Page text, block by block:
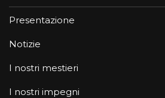
Presentazione
Notizie
I nostri mestieri
I nostri impegni